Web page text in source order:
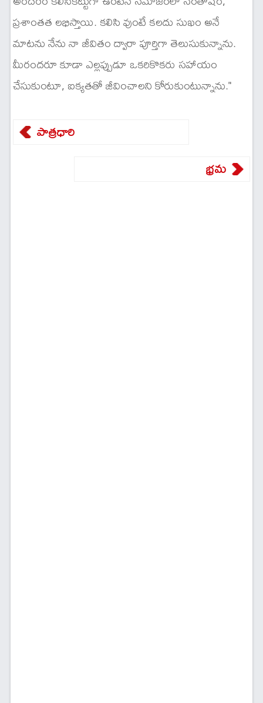
ప్రశాంతత లభిస్తాయి. కలిసి వుంటే కలదు సుఖం అనే
మాటను నేను నా జీవితం ద్వారా పూర్తిగా తెలుసుకున్నాను.
మీరందరూ కూడా ఎల్లప్పుడూ ఒకరికొకరు సహాయం
చేసుకుంటూ, ఐక్యతతో జీవించాలని కోరుకుంటున్నాను."
పాత్రధారి
భ్రమ